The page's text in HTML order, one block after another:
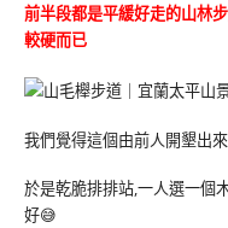
前半段都是平緩好走的山林
較硬而已
我們覺得這個由前人開墾出
於是乾脆排排站,一人選一個
好😅